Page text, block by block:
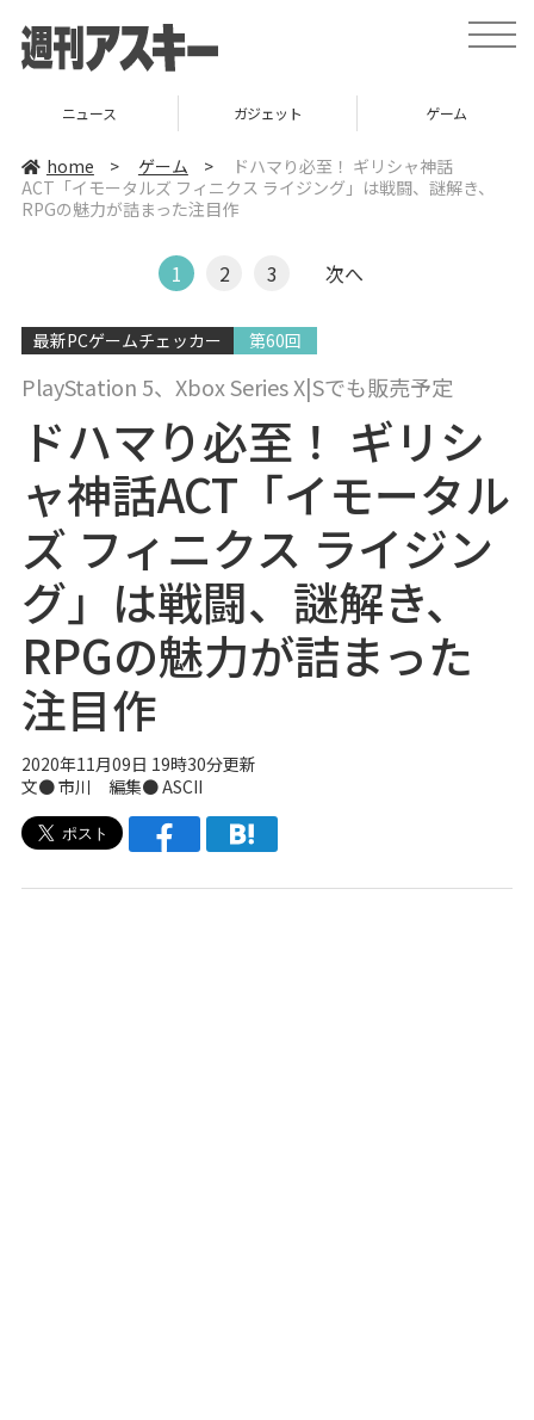
t
o
ニュース ガジェット ゲーム
home > ゲーム >
ドハマり必至！ ギリシャ神話
ACT「イモータルズ フィニクス ライジング」は戦闘、謎解き、
RPGの魅力が詰まった注目作
1 2 3 次へ
最新PCゲームチェッカー 第60回
PlayStation 5、Xbox Series X|Sでも販売予定
ドハマり必至！ ギリシ
ャ神話ACT「イモータル
ズ フィニクス ライジン
グ」は戦闘、謎解き、
RPGの魅力が詰まった
注目作
2020年11月09日 19時30分更新
文● 市川 編集● ASCII